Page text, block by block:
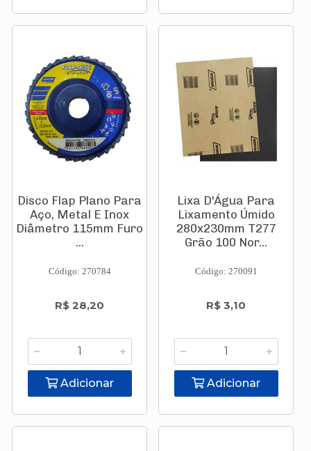
Disco Flap Plano Para
Aço, Metal E Inox
Diâmetro 115mm Furo
...
Código: 270784
R$ 28,20
Adicionar
Lixa D'Água Para
Lixamento Úmido
280x230mm T277
Grão 100 Nor...
Código: 270091
R$ 3,10
Adicionar